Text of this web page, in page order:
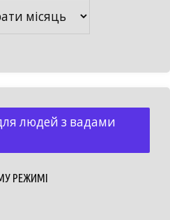
людей з вадами
РЕЖИМІ